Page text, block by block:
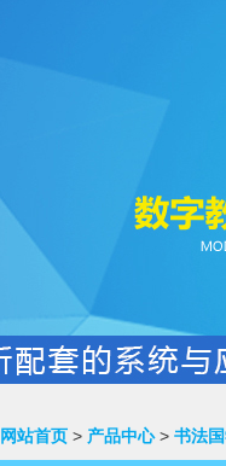
网站首页 > 产品中心> 书法